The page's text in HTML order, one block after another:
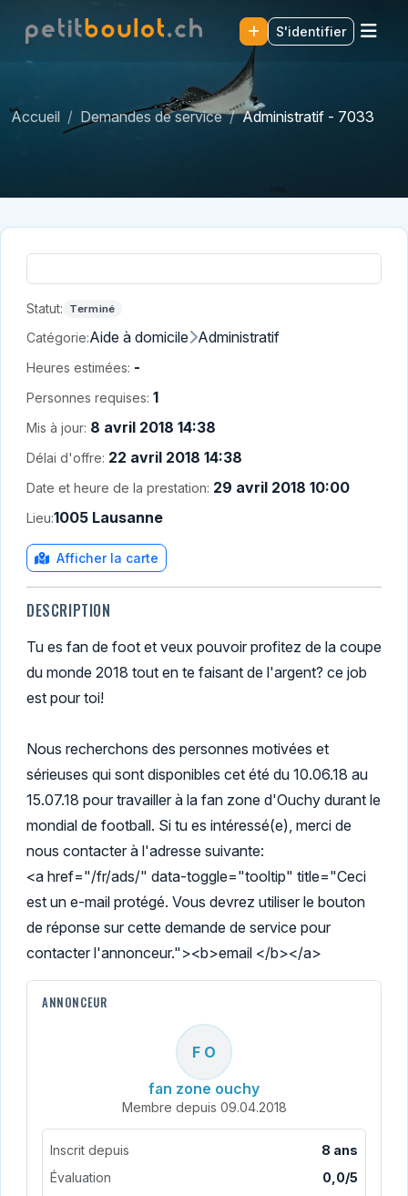
S'identifier
Accueil Demandes de service Administratif - 7033
Statut: Terminé
Catégorie:Aide à domicile Administratif
Heures estimées: -
Personnes requises: 1
Mis à jour: 8 avril 2018 14:38
Délai d'offre: 22 avril 2018 14:38
Date et heure de la prestation: 29 avril 2018 10:00
Lieu:1005 Lausanne
Afficher la carte
DESCRIPTION
Tu es fan de foot et veux pouvoir profitez de la coupe
du monde 2018 tout en te faisant de l'argent? ce job
est pour toi!
Nous recherchons des personnes motivées et
sérieuses qui sont disponibles cet été du 10.06.18 au
15.07.18 pour travailler à la fan zone d'Ouchy durant le
mondial de football. Si tu es intéressé(e), merci de
nous contacter à l'adresse suivante:
<a href="/fr/ads/" data-toggle="tooltip" title="Ceci
est un e-mail protégé. Vous devrez utiliser le bouton
de réponse sur cette demande de service pour
contacter l'annonceur."><b>email </b></a>
ANNONCEUR
F O
fan zone ouchy
Membre depuis 09.04.2018
Inscrit depuis
8 ans
Évaluation
0,0/5